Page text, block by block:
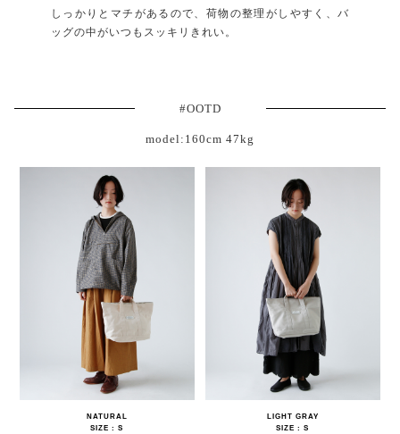
しっかりとマチがあるので、荷物の整理がしやすく、バ
ッグの中がいつもスッキリきれい。
#OOTD
model:160cm 47kg
NATURAL
SIZE : S
LIGHT GRAY
SIZE : S